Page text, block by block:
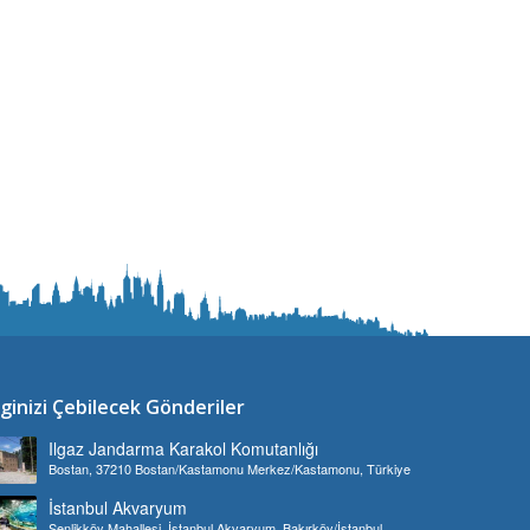
Çebilecek Gönderiler
Ilgaz Jandarma Karakol Komutanlığı
Bostan, 37210 Bostan/Kastamonu Merkez/Kastamonu, Türkiye
İstanbul Akvaryum